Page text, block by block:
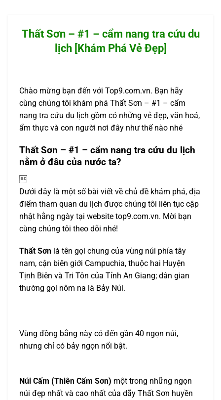
Thất Sơn – #1 – cẩm nang tra cứu du
lịch [Khám Phá Vẻ Đẹp]
Chào mừng bạn đến với Top9.com.vn. Bạn hãy
cùng chúng tôi khám phá Thất Sơn – #1 – cẩm
nang tra cứu du lịch gồm có những vẻ đẹp, văn hoá,
ẩm thực và con người nơi đây như thế nào nhé
Thất Sơn – #1 – cẩm nang tra cứu du lịch
nằm ở đâu của nước ta?

Dưới đây là một số bài viết về chủ đề khám phá, địa
điểm tham quan du lịch được chúng tôi liên tục cập
nhật hằng ngày tại website top9.com.vn. Mời bạn
cùng chúng tôi theo dõi nhé!
Thất Sơn là tên gọi chung của vùng núi phía tây
nam, cận biên giới Campuchia, thuộc hai Huyện
Tịnh Biên và Tri Tôn của Tỉnh An Giang; dân gian
thường gọi nôm na là Bảy Núi.
Vùng đồng bằng này có đến gần 40 ngọn núi,
nhưng chỉ có bảy ngọn nổi bật.
Núi Cấm (Thiên Cẩm Sơn) một trong những ngọn
núi đẹp nhất và cao nhất của dãy Thất Sơn huyền